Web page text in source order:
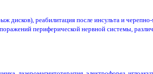
дисков), реабилитация после инсульта и
периферической нервной системы,